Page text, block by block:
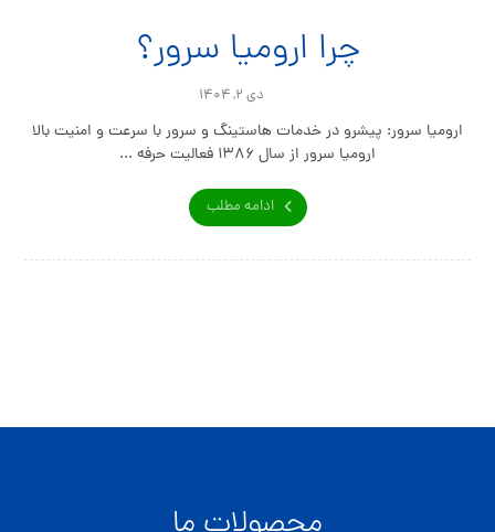
چرا ارومیا سرور؟
دی ۲, ۱۴۰۴
ارومیا سرور: پیشرو در خدمات هاستینگ و سرور با سرعت و امنیت بالا
ارومیا سرور از سال ۱۳۸۶ فعالیت حرفه‌ ...
ادامه مطلب